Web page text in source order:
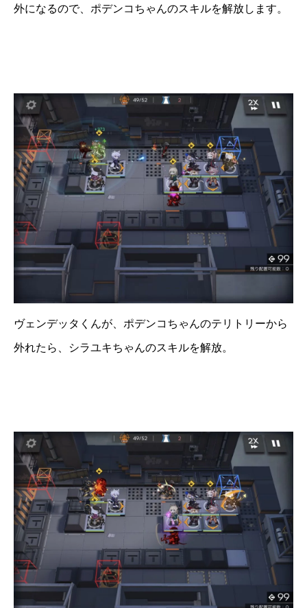
外になるので、ポデンコちゃんのスキルを解放します。
ヴェンデッタくんが、ポデンコちゃんのテリトリーから
外れたら、シラユキちゃんのスキルを解放。